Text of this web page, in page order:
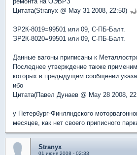
Цитата(Stranyx @ May 31 2008, 22:50)
ЭР2К-8019=99501 или 09, С-ПБ-Балт.
ЭР2К-8020=99501 или 09, С-ПБ-Балт.
Данные вагоны приписаны к
Последнее утверждение также
которых в предыдущем сообщении
ибо
Цитата(Павел Дунаев @ May 28 2008,
у Петербург-Финляндского
месяцев, как нет своего приписного
Stranyx
01 июня 2008 - 02:33